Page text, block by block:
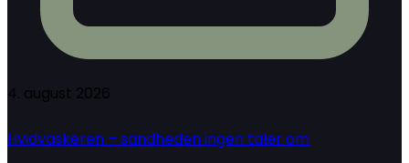
4. august 2026
Hvidvaskeren – sandheden ingen taler om